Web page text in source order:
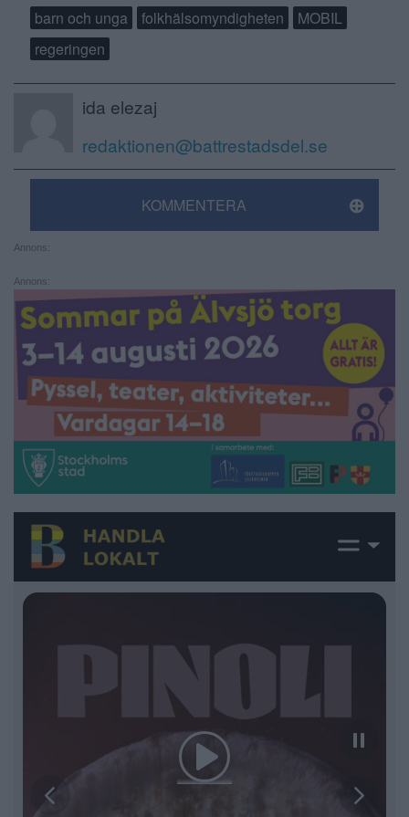
barn och unga folkhälsomyndigheten
MOBIL
regeringen
ida elezaj
redaktionen@battrestadsdel.se
KOMMENTERA
Annons:
Annons: